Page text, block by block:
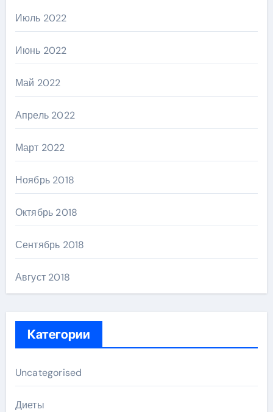
Июль 2022
Июнь 2022
Май 2022
Апрель 2022
Март 2022
Ноябрь 2018
Октябрь 2018
Сентябрь 2018
Август 2018
Категории
Uncategorised
Диеты